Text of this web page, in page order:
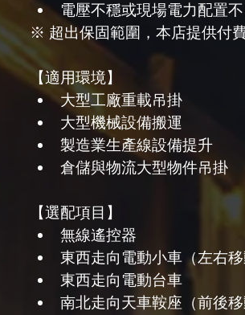
電壓不穩或現場電力配置
※ 超出保固範圍，本店提供付費
【適用環境】
大型工廠重載吊掛
大型機械設備搬運
製造業生產線設備提升
倉儲與物流大型物件吊掛
【選配項目】
無線遙控器
東西走向電動小車（左右移
東西走向電動台車
南北走向天車鞍座（前後移